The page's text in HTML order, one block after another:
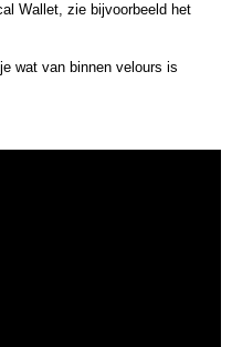
Wallet, zie bijvoorbeeld het
wat van binnen velours is